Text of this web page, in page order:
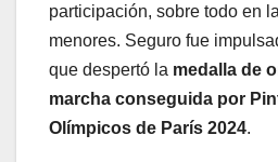
participación, sobre todo en
menores. Seguro fue
que despertó la medalla de
marcha conseguida por
Olímpicos de París 2024.